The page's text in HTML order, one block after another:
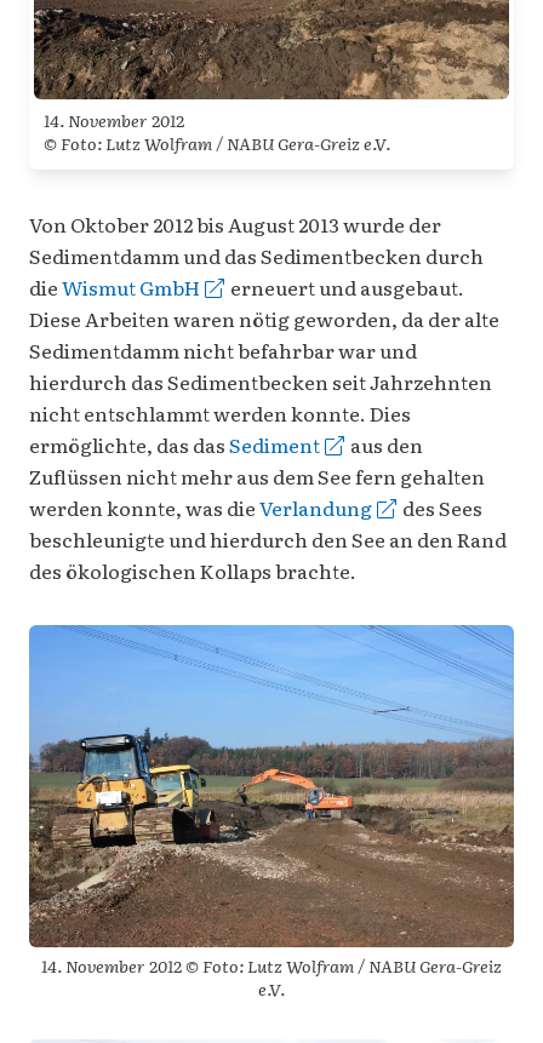
14. November 2012
© Foto: Lutz Wolfram / NABU Gera-Greiz e.V.
Von Oktober 2012 bis August 2013 wurde der
Sedimentdamm und das Sedimentbecken durch
dieWismut GmbH
erneuert und ausgebaut.
Diese Arbeiten waren nötig geworden, da der alte
Sedimentdamm nicht befahrbar war und
hierdurch das Sedimentbecken seit Jahrzehnten
nicht entschlammt werden konnte. Dies
ermöglichte, das dasSediment
aus den
Zuflüssen nicht mehr aus dem See fern gehalten
werden konnte, was dieVerlandung
des Sees
beschleunigte und hierdurch den See an den Rand
des ökologischen Kollaps brachte.
14. November 2012 © Foto: Lutz Wolfram / NABU Gera-Greiz
e.V.